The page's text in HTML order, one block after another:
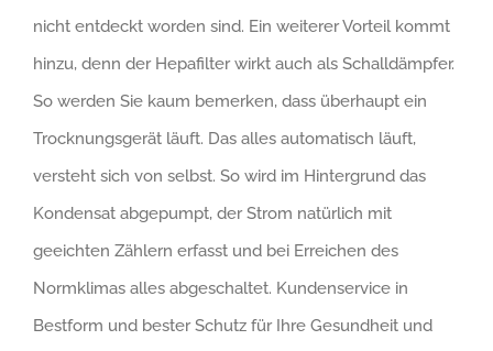
nicht entdeckt worden sind. Ein weiterer Vorteil kommt
hinzu, denn der Hepafilter wirkt auch als Schalldämpfer.
So werden Sie kaum bemerken, dass überhaupt ein
Trocknungsgerät läuft. Das alles automatisch läuft,
versteht sich von selbst. So wird im Hintergrund das
Kondensat abgepumpt, der Strom natürlich mit
geeichten Zählern erfasst und bei Erreichen des
Normklimas alles abgeschaltet. Kundenservice in
Bestform und bester Schutz für Ihre Gesundheit und